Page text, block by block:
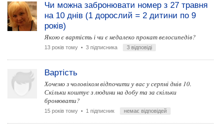
Чи можна забронювати номер з 27 травня
на 10 днів (1 дорослий = 2 дитини по 9
років)
Якою є вартість і чи є недалеко прокат велосипедів?
13 років тому • 3 підписника 3 відповіді
Вартість
Хочемо з чоловіком відпочити у вас у серпні днів 10.
Скільки коштує з людини на добу та за скільки
бронювати?
15 років тому • 1 підписник немає відповідей